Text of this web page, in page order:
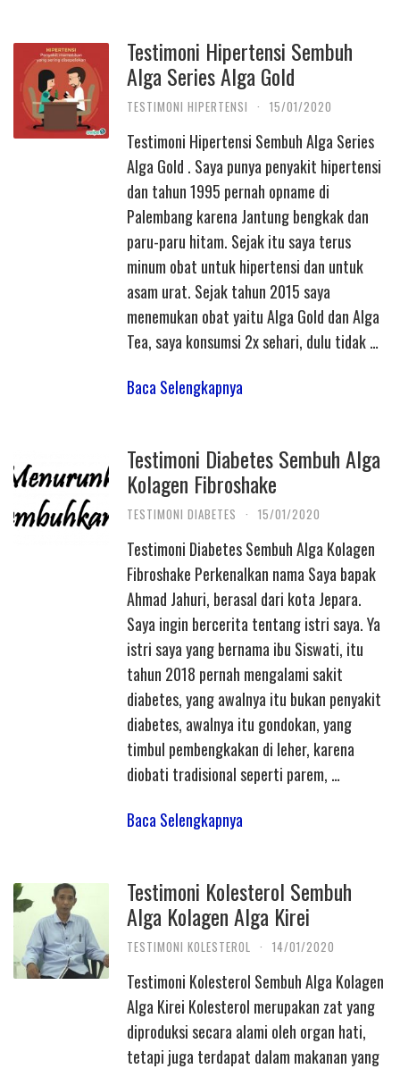
Testimoni Hipertensi Sembuh
Alga Series Alga Gold
TESTIMONI HIPERTENSI · 15/01/2020
Testimoni Hipertensi Sembuh Alga Series
Alga Gold . Saya punya penyakit hipertensi
dan tahun 1995 pernah opname di
Palembang karena Jantung bengkak dan
paru-paru hitam. Sejak itu saya terus
minum obat untuk hipertensi dan untuk
asam urat. Sejak tahun 2015 saya
menemukan obat yaitu Alga Gold dan Alga
Tea, saya konsumsi 2x sehari, dulu tidak …
Baca Selengkapnya
Testimoni Diabetes Sembuh Alga
Kolagen Fibroshake
TESTIMONI DIABETES · 15/01/2020
Testimoni Diabetes Sembuh Alga Kolagen
Fibroshake Perkenalkan nama Saya bapak
Ahmad Jahuri, berasal dari kota Jepara.
Saya ingin bercerita tentang istri saya. Ya
istri saya yang bernama ibu Siswati, itu
tahun 2018 pernah mengalami sakit
diabetes, yang awalnya itu bukan penyakit
diabetes, awalnya itu gondokan, yang
timbul pembengkakan di leher, karena
diobati tradisional seperti parem, …
Baca Selengkapnya
Testimoni Kolesterol Sembuh
Alga Kolagen Alga Kirei
TESTIMONI KOLESTEROL · 14/01/2020
Testimoni Kolesterol Sembuh Alga Kolagen
Alga Kirei Kolesterol merupakan zat yang
diproduksi secara alami oleh organ hati,
tetapi juga terdapat dalam makanan yang